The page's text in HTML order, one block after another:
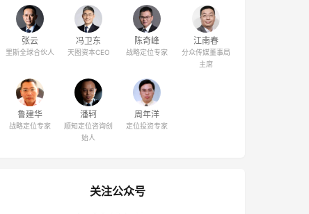
张云
里斯全球合伙人
冯卫东
天图资本CEO
陈奇峰
战略定位专家
江南春
分众传媒董事局
主席
鲁建华
战略定位专家
潘轲
顺知定位咨询创
始人
周年洋
定位投资专家
关注公众号